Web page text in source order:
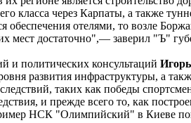
класса через Карпаты, а также
обеспечения отелями, то возле
мест достаточно",— заверил "Ъ"
и политических консультаций
развития инфраструктуры, а
таких как победы
и прежде всего то, как
НСК "Олимпийский" в Киеве